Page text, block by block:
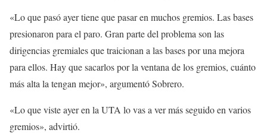
«Lo que pasó ayer tiene que pasar en muchos gremios. Las bases
presionaron para el paro. Gran parte del problema son las
dirigencias gremiales que traicionan a las bases por una mejora
para ellos. Hay que sacarlos por la ventana de los gremios, cuánto
más alta la tengan mejor», argumentó Sobrero.
«Lo que viste ayer en la UTA lo vas a ver más seguido en varios
gremios», advirtió.